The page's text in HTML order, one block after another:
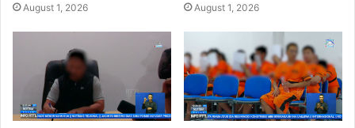
August 1, 2026 August 1, 2026